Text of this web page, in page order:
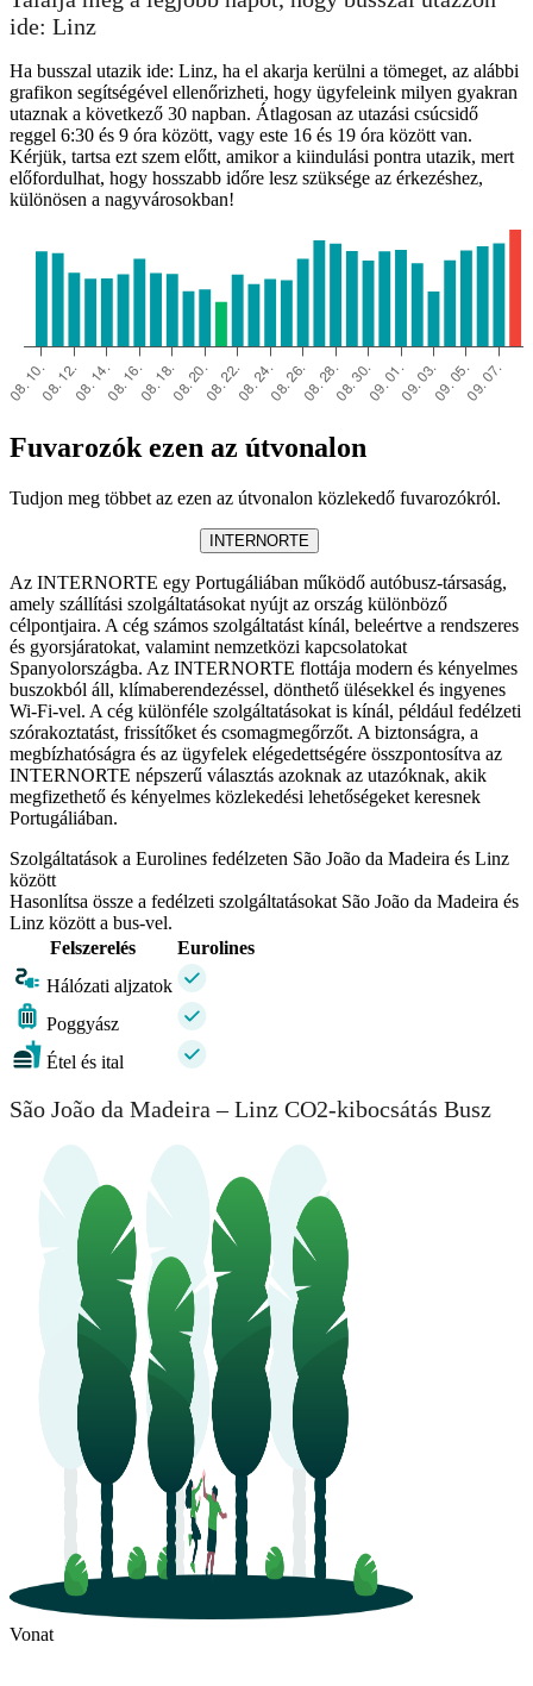
Sao Joao da Madeira
ide: Linz
Ha busszal utazik ide: Linz, ha el akarja kerülni a tömeget, az alábbi
grafikon segítségével ellenőrizheti, hogy ügyfeleink milyen gyakran
utaznak a következő 30 napban. Átlagosan az utazási csúcsidő
reggel 6:30 és 9 óra között, vagy este 16 és 19 óra között van.
Kérjük, tartsa ezt szem előtt, amikor a kiindulási pontra utazik, mert
előfordulhat, hogy hosszabb időre lesz szüksége az érkezéshez,
különösen a nagyvárosokban!
Fuvarozók ezen az útvonalon
Tudjon meg többet az ezen az útvonalon közlekedő fuvarozókról.
INTERNORTE
Az INTERNORTE egy Portugáliában működő autóbusz-társaság,
amely szállítási szolgáltatásokat nyújt az ország különböző
célpontjaira. A cég számos szolgáltatást kínál, beleértve a rendszeres
és gyorsjáratokat, valamint nemzetközi kapcsolatokat
Spanyolországba. Az INTERNORTE flottája modern és kényelmes
buszokból áll, klímaberendezéssel, dönthető ülésekkel és ingyenes
Wi-Fi-vel. A cég különféle szolgáltatásokat is kínál, például fedélzeti
szórakoztatást, frissítőket és csomagmegőrzőt. A biztonságra, a
megbízhatóságra és az ügyfelek elégedettségére összpontosítva az
INTERNORTE népszerű választás azoknak az utazóknak, akik
megfizethető és kényelmes közlekedési lehetőségeket keresnek
Portugáliában.
Szolgáltatások a Eurolines fedélzeten São João da Madeira és Linz
között
Hasonlítsa össze a fedélzeti szolgáltatásokat São João da Madeira és
Linz között a bus-vel.
Felszerelés
Eurolines
Hálózati aljzatok
Poggyász
Étel és ital
São João da Madeira – Linz CO2-kibocsátás Busz
Vonat